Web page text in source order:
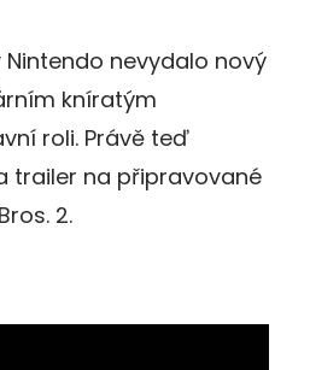
Nintendo nevydalo nový
kníratým
roli. Právě teď
trailer na připravované
2.